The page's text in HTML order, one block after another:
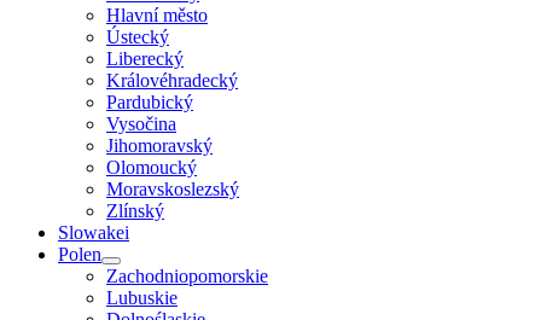
Hlavní město
Ústecký
Liberecký
Královéhradecký
Pardubický
Vysočina
Jihomoravský
Olomoucký
Moravskoslezský
Zlínský
Slowakei
Polen
Zachodniopomorskie
Lubuskie